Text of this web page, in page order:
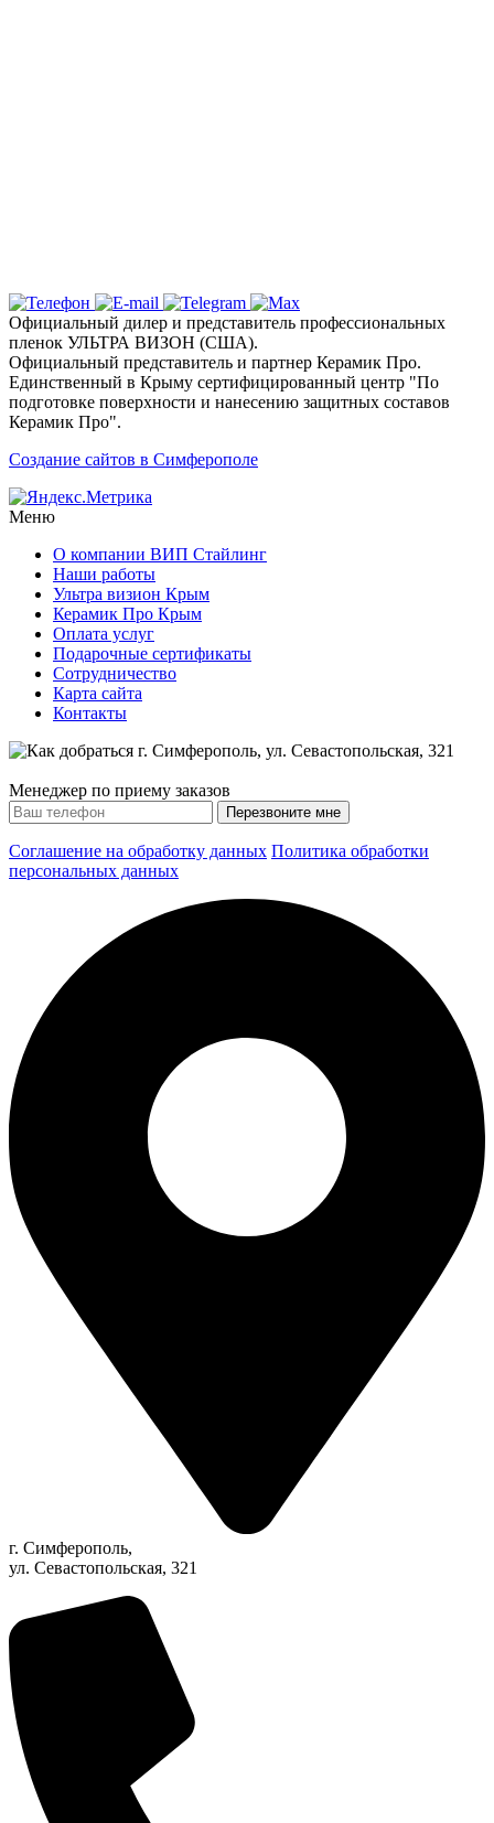
Официальный дилер и представитель профессиональных
пленок УЛЬТРА ВИЗОН (США).
Официальный представитель и партнер Керамик Про.
Единственный в Крыму сертифицированный центр "По
подготовке поверхности и нанесению защитных составов
Керамик Про".
Создание сайтов в Симферополе
Меню
О компании ВИП Стайлинг
Наши работы
Ультра визион Крым
Керамик Про Крым
Оплата услуг
Подарочные сертификаты
Сотрудничество
Карта сайта
Контакты
Менеджер по приему заказов
Соглашение на обработку данных Политика обработки
персональных данных
г. Симферополь,
ул. Севастопольская, 321